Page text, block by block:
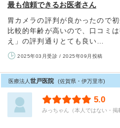
最も信頼できるお医者さん
胃カメラの評判が良かったので
比較的年齢が高いので、口コミ
え」の評判通りとても良い…
2025年03月受診 / 2025年09月投稿
医療法人 世戸医院 (佐賀県・伊万里市)
5.0
みっちゃん（本人ではない・掲